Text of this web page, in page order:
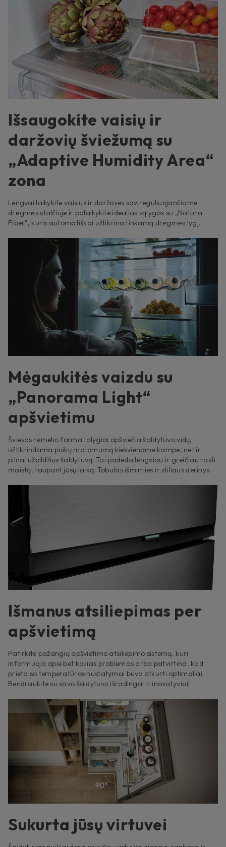
Išsaugokite vaisių ir
daržovių šviežumą su
„Adaptive Humidity Area“
zona
Lengvai laikykite vaisius ir daržoves savireguliuojančiame
drėgmės stalčiuje ir palaikykite idealias sąlygas su „Natura
Fiber“, kuris automatiškai užtikrina tinkamą drėgmės lygį.
Mėgaukitės vaizdu su
„Panorama Light“
apšvietimu
Šviesos rėmelio forma tolygiai apšviečia šaldytuvo vidų,
užtikrindama puikų matomumą kiekviename kampe, net ir
pilnai užpildžius šaldytuvą. Tai padeda lengviau ir greičiau rasti
maistą, taupant jūsų laiką. Tobulas išminties ir stiliaus derinys.
Išmanus atsiliepimas per
apšvietimą
Patirkite pažangią apšvietimo atsiliepimo sistemą, kuri
informuoja apie bet kokias problemas arba patvirtina, kad
prietaiso temperatūros nustatymai buvo atkurti optimaliai.
Bendraukite su savo šaldytuvu išradingai ir inovatyviai!
Sukurta jūsų virtuvei